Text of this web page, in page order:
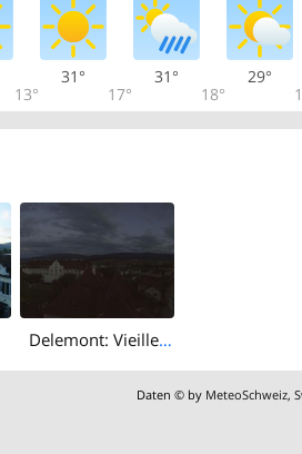
13°
31°
17°
31°
18°
29°
Delemont: Vieille Ville
Daten © by MeteoSchweiz,